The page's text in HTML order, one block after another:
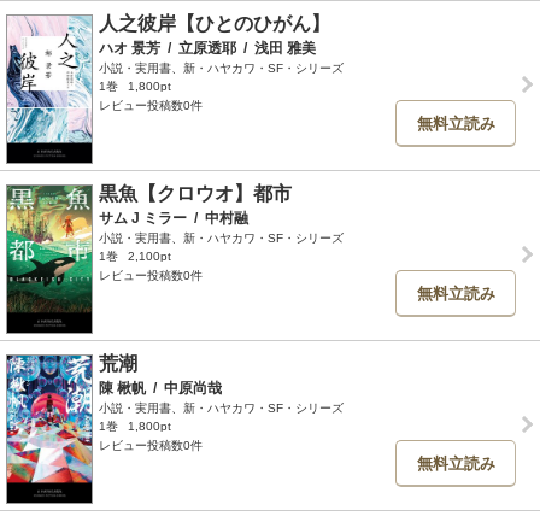
人之彼岸【ひとのひがん】
ハオ 景芳 / 立原透耶 / 浅田 雅美
小説・実用書、新・ハヤカワ・SF・シリーズ
1巻
1,800pt
レビュー投稿数0件
無料立読み
黒魚【クロウオ】都市
サム J ミラー / 中村融
小説・実用書、新・ハヤカワ・SF・シリーズ
1巻
2,100pt
レビュー投稿数0件
無料立読み
荒潮
陳 楸帆 / 中原尚哉
小説・実用書、新・ハヤカワ・SF・シリーズ
1巻
1,800pt
レビュー投稿数0件
無料立読み